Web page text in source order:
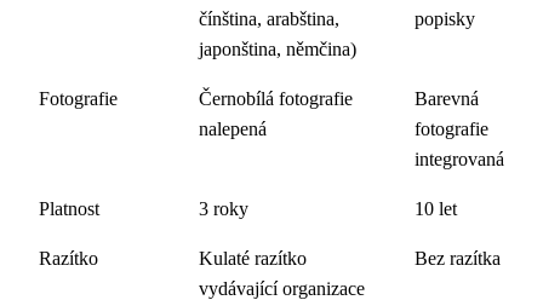
čínština, arabština,
japonština, němčina)
popisky
Fotografie
Černobílá fotografie
nalepená
Barevná
fotografie
integrovaná
Platnost 3 roky 10 let
Razítko
Kulaté razítko
vydávající organizace
Bez razítka